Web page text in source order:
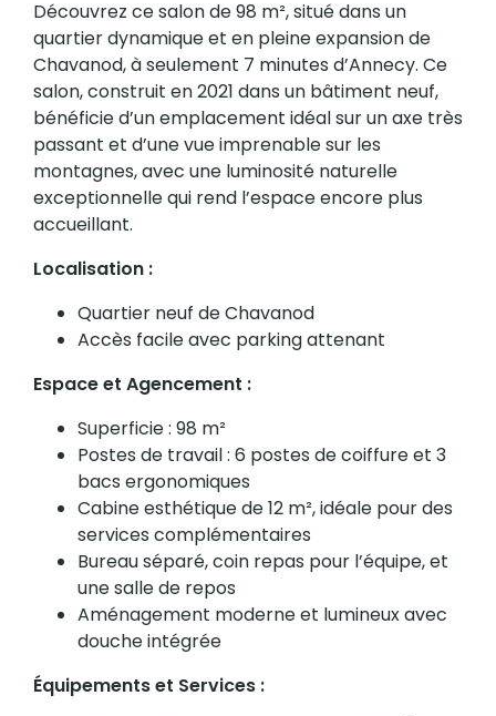
Découvrez ce salon de 98 m², situé dans un
quartier dynamique et en pleine expansion de
Chavanod, à seulement 7 minutes d’Annecy. Ce
salon, construit en 2021 dans un bâtiment neuf,
bénéficie d’un emplacement idéal sur un axe très
passant et d’une vue imprenable sur les
montagnes, avec une luminosité naturelle
exceptionnelle qui rend l’espace encore plus
accueillant.
Localisation :
Quartier neuf de Chavanod
Accès facile avec parking attenant
Espace et Agencement :
Superficie : 98 m²
Postes de travail : 6 postes de coiffure et 3
bacs ergonomiques
Cabine esthétique de 12 m², idéale pour des
services complémentaires
Bureau séparé, coin repas pour l’équipe, et
une salle de repos
Aménagement moderne et lumineux avec
douche intégrée
Équipements et Services :